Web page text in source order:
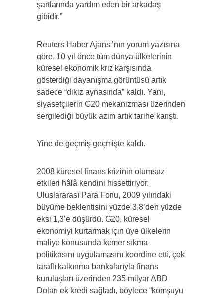
şartlarında yardım eden bir arkadaş
gibidir.”
Reuters Haber Ajansı’nın yorum yazısına
göre, 10 yıl önce tüm dünya ülkelerinin
küresel ekonomik kriz karşısında
gösterdiği dayanışma görüntüsü artık
sadece “dikiz aynasında” kaldı. Yani,
siyasetçilerin G20 mekanizması üzerinden
sergilediği büyük azim artık tarihe karıştı.
Yine de geçmiş geçmişte kaldı.
2008 küresel finans krizinin olumsuz
etkileri hâlâ kendini hissettiriyor.
Uluslararası Para Fonu, 2009 yılındaki
büyüme beklentisini yüzde 3,8’den yüzde
eksi 1,3’e düşürdü. G20, küresel
ekonomiyi kurtarmak için üye ülkelerin
maliye konusunda kemer sıkma
politikasını uygulamasını koordine etti, çok
taraflı kalkınma bankalarıyla finans
kuruluşları üzerinden 235 milyar ABD
Doları ek kredi sağladı, böylece “komşuyu